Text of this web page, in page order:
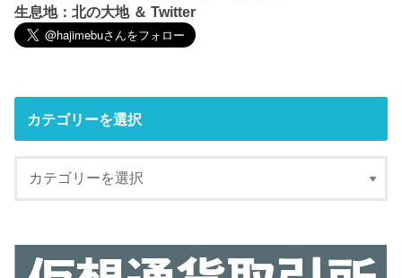
生息地：北の大地 ＆ Twitter
カテゴリーを選択